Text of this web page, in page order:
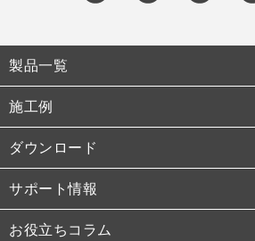
製品一覧
施工例
ダウンロード
サポート情報
お役立ちコラム